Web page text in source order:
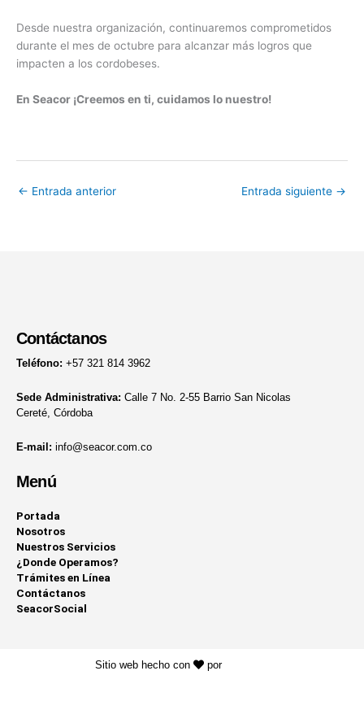
Desde nuestra organización, continuaremos comprometidos
durante el mes de octubre para alcanzar más logros que
impacten a los cordobeses.
En Seacor ¡Creemos en ti, cuidamos lo nuestro!
← Entrada anterior Entrada siguiente →
Contáctanos
Teléfono: +57 321 814 3962
Sede Administrativa: Calle 7 No. 2-55 Barrio San Nicolas
Cereté, Córdoba
E-mail: info@seacor.com.co
Menú
Portada
Nosotros
Nuestros Servicios
¿Donde Operamos?
Trámites en Línea
Contáctanos
SeacorSocial
Sitio web hecho con por